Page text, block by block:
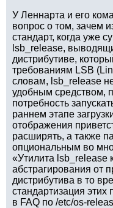
У Леннарта и его
вопрос о том, зачем
стандарт, когда уже
lsb_release,
дистрибутиве,
требованиям LSB
словам, lsb_release
удобным средством,
потребность
раннем этапе
отображения
расширять, а также
опциональным во
«Утилита lsb_release
абстрагирования от
дистрибутива в то
стандартизация
в FAQ по /etc/os-